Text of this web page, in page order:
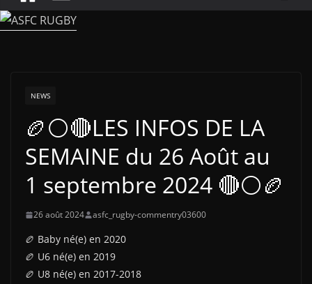
NEWS
🏉⚪🔴LES INFOS DE LA
SEMAINE du 26 Août au
1 septembre 2024 🔴⚪🏉
26 août 2024 asfc_rugby-commentry03600
🏉 Baby né(e) en 2020
🏉 U6 né(e) en 2019
🏉 U8 né(e) en 2017-2018